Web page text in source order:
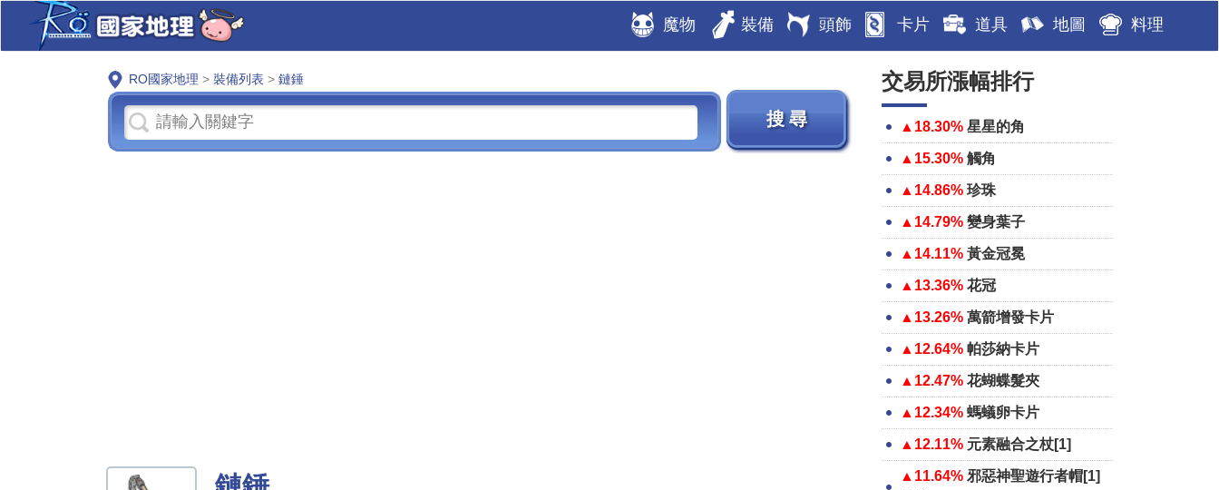
魔物 裝備 頭飾 卡片 道具 地圖 料理
RO國家地理 > 裝備列表 > 鏈錘 交易所漲幅排行
▲18.30% 星星的角
▲15.30% 觸角
▲14.86% 珍珠
▲14.79% 變身葉子
▲14.11% 黃金冠冕
▲13.36% 花冠
▲13.26% 萬箭增發卡片
▲12.64% 帕莎納卡片
▲12.47% 花蝴蝶髮夾
▲12.34% 螞蟻卵卡片
▲12.11% 元素融合之杖[1]
▲11.64% 邪惡神聖遊行者帽[1]